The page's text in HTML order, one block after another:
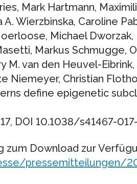
Mark Hartmann,
A. Wierzbinska, Caroline
Michael Dworzak,
Markus Schmugge,
M. van den Heuvel-Eibrink,
Niemeyer, Christian
define epigenetic
DOI 10.1038/s41467-
zum Download zur
pressemitteilungen/